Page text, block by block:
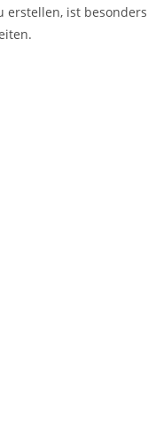
erstellen, ist besonders